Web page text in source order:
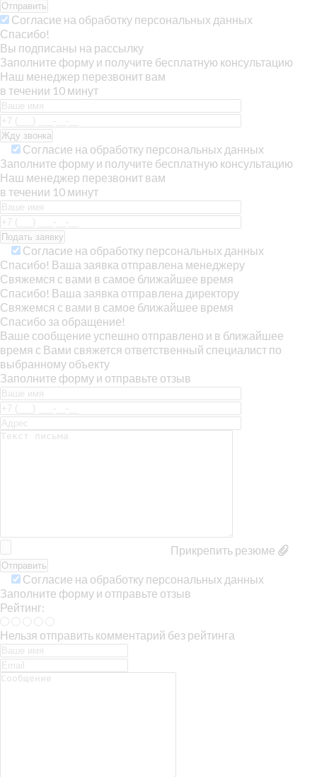
Отправить
Согласие на обработку персональных данных
Спасибо!
Вы подписаны на рассылку
Заполните форму и получите бесплатную консультацию
Наш менеджер перезвонит вам
в течении 10 минут
Согласие на обработку персональных данных
Заполните форму и получите бесплатную консультацию
Наш менеджер перезвонит вам
в течении 10 минут
Согласие на обработку персональных данных
Спасибо! Ваша заявка отправлена менеджеру
Свяжемся с вами в самое ближайшее время
Спасибо! Ваша заявка отправлена директору
Свяжемся с вами в самое ближайшее время
Спасибо за обращение!
Ваше сообщение успешно отправлено и в ближайшее
время с Вами свяжется ответственный специалист по
выбранному объекту
Заполните форму и отправьте отзыв
Прикрепить резюме
Согласие на обработку персональных данных
Заполните форму и отправьте отзыв
Рейтинг:
Нельзя отправить комментарий без рейтинга